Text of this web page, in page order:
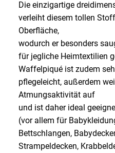
Die einzigartige
verleiht diesem tollen
Oberfläche,
wodurch er besonders
für jegliche Heimtextilien
Waffelpiqué ist zudem
pflegeleicht, außerdem
Atmungsaktivität auf
und ist daher ideal
(vor allem für
Bettschlangen,
Strampeldecken,